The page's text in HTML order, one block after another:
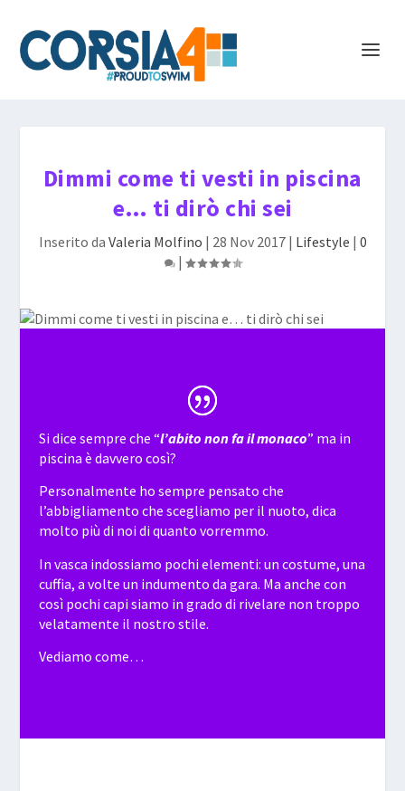
Dimmi come ti vesti in piscina
e… ti dirò chi sei
Inserito da Valeria Molfino | 28 Nov 2017| Lifestyle | 0
|
Si dice sempre che “l’abito non fa il monaco” ma in
piscina è davvero così?
Personalmente ho sempre pensato che
l’abbigliamento che scegliamo per il nuoto, dica
molto più di noi di quanto vorremmo.
In vasca indossiamo pochi elementi: un costume, una
cuffia, a volte un indumento da gara. Ma anche con
così pochi capi siamo in grado di rivelare non troppo
velatamente il nostro stile.
Vediamo come…